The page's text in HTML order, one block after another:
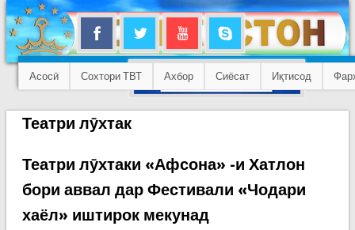
Асосӣ Сохтори ТВТ Ахбор Сиёсат Иқтисод
Театри лӯхтак
Театри лӯхтаки «Афсона» -и Хатлон
бори аввал дар Фестивали «Чодари
хаёл» иштирок мекунад